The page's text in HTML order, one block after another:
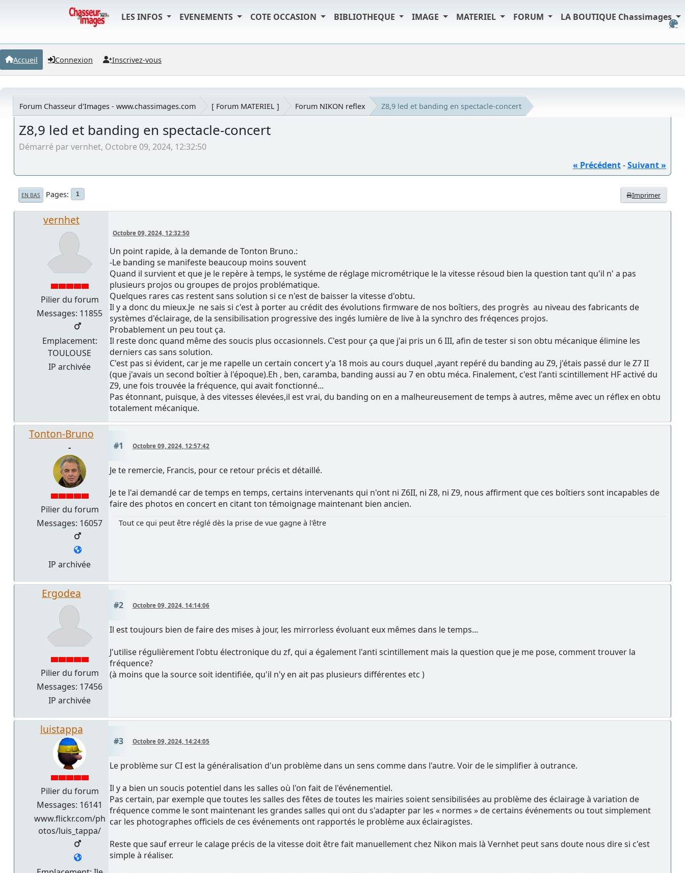
LES INFOS EVENEMENTS COTE OCCASION BIBLIOTHEQUE IMAGE MATERIEL FORUM LA BOUTIQUE Chassimages
Accueil Connexion Inscrivez-vous
Forum Chasseur d'Images - www.chassimages.com [ Forum MATERIEL ] Forum NIKON reflex Z8,9 led et banding en spectacle-concert
Z8,9 led et banding en spectacle-concert
Démarré par vernhet, Octobre 09, 2024, 12:32:50
« Précédent-Suivant »
Imprimer
EN BAS Pages 1
vernhet
Pilier du forum
Messages: 11855
Emplacement:
TOULOUSE
IP archivée
Octobre 09, 2024, 12:32:50
Un point rapide, à la demande de Tonton Bruno.:
-Le banding se manifeste beaucoup moins souvent
Quand il survient et que je le repère à temps, le systéme de réglage micrométrique le la vitesse résoud bien la question tant qu'il n' a pas
plusieurs projos ou groupes de projos problématique.
Quelques rares cas restent sans solution si ce n'est de baisser la vitesse d'obtu.
Il y a donc du mieux.Je ne sais si c'est à porter au crédit des évolutions firmware de nos boîtiers, des progrès au niveau des fabricants de
systèmes d'éclairage, de la sensibilisation progressive des ingés lumière de live à la synchro des fréqences projos.
Probablement un peu tout ça.
Il reste donc quand même des soucis plus occasionnels. C'est pour ça que j'ai pris un 6 III, afin de tester si son obtu mécanique élimine les
derniers cas sans solution.
C'est pas si évident, car je me rapelle un certain concert y'a 18 mois au cours duquel ,ayant repéré du banding au Z9, j'étais passé dur le Z7 II
(que j'avais un second boîtier à l'époque).Eh , ben, caramba, banding aussi au 7 en obtu méca. Finalement, c'est l'anti scintillement HF activé du
Z9, une fois trouvée la fréquence, qui avait fonctionné...
Pas étonnant, puisque, à des vitesses élevées,il est vrai, du banding on en a malheureusement de temps à autres, même avec un réflex en obtu
totalement mécanique.
Tonton-Bruno
-
Pilier du forum
Messages: 16057
IP archivée
#1 Octobre 09, 2024, 12:57:42
Je te remercie, Francis, pour ce retour précis et détaillé.
Je te l'ai demandé car de temps en temps, certains intervenants qui n'ont ni Z6II, ni Z8, ni Z9, nous affirment que ces boîtiers sont incapables de
faire des photos en concert en citant ton témoignage maintenant bien ancien.
Tout ce qui peut être réglé dès la prise de vue gagne à l'être
Ergodea
Pilier du forum
Messages: 17456
IP archivée
#2 Octobre 09, 2024, 14:14:06
Il est toujours bien de faire des mises à jour, les mirrorless évoluant eux mêmes dans le temps...
J'utilise régulièrement l'obtu électronique du zf, qui a également l'anti scintillement mais la question que je me pose, comment trouver la
fréquence?
(à moins que la source soit identifiée, qu'il n'y en ait pas plusieurs différentes etc )
luistappa
Pilier du forum
Messages: 16141
www.flickr.com/ph
otos/luis_tappa/
#3 Octobre 09, 2024, 14:24:05
Le problème sur CI est la généralisation d'un problème dans un sens comme dans l'autre. Voir de le simplifier à outrance.
Il y a bien un soucis potentiel dans les salles où l'on fait de l'événementiel.
Pas certain, par exemple que toutes les salles des fêtes de toutes les mairies soient sensibilisées au problème des éclairage à variation de
fréquence comme le sont maintenant les grandes salles qui ont du s'adapter par les « normes » de certains événements ou tout simplement
car les photographes officiels de ces événements ont rapportés le problème aux éclairagistes.
Reste que sauf erreur le calage précis de la vitesse doit être fait manuellement chez Nikon mais là Vernhet peut sans doute nous dire si c'est
simple à réaliser.